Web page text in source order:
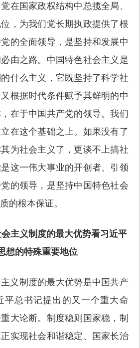
在国家政权结构中总揽全局、
，为我们党长期执政提供了根
的全面领导，是坚持和发展中
由之路。中国特色社会主义是
什么主义，它既坚持了科学社
根据时代条件赋予其鲜明的中
在于中国共产党的领导。我们
在这个基础之上。如果没有了
为社会主义了，更谈不上搞社
这一伟大事业的开创者、引领
的领导，是坚持中国特色社会
的根本保证。
主义制度的最大优势看习近平
想的特殊重要地位
义制度的最大优势是中国共产
平总书记提出的又一个重大命
大论断。制度稳则国家稳，制
实现社会和谐稳定、国家长治